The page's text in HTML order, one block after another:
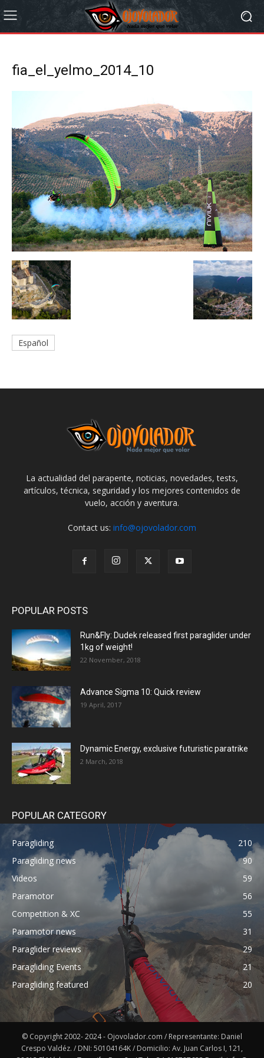
fia_el_yelmo_2014_10
Español
La actualidad del parapente, noticias, novedades, tests,
artículos, técnica, seguridad y los mejores contenidos de
vuelo, acción y aventura.
Contact us: info@ojovolador.com
POPULAR POSTS
Run&Fly: Dudek released first paraglider under
1kg of weight!
22 November, 2018
Advance Sigma 10: Quick review
19 April, 2017
Dynamic Energy, exclusive futuristic paratrike
2 March, 2018
POPULAR CATEGORY
Paragliding
210
Paragliding news
90
Videos
59
Paramotor
56
Competition & XC
55
Paramotor news
31
Paraglider reviews
29
Paragliding Events
21
Paragliding featured
20
© Copyright 2002- 2024 - Ojovolador.com / Representante: Daniel
Crespo Valdéz. / DNI: 50104164K / Domicilio: Av. Juan Carlos I, 121,